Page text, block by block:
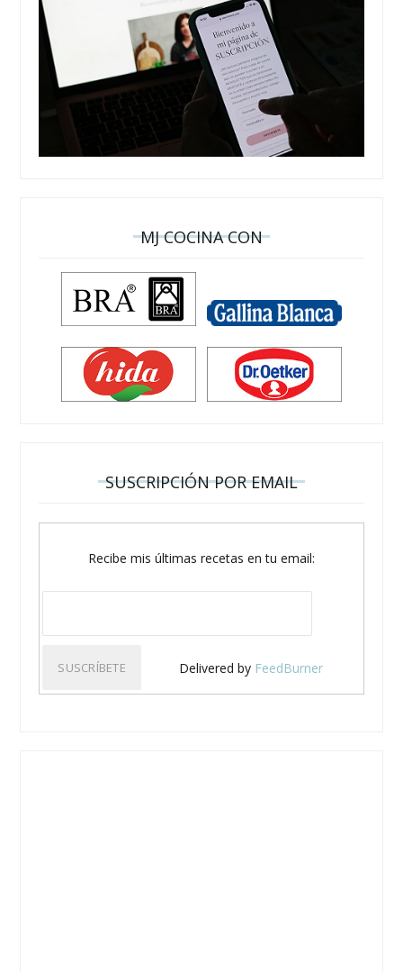
MJ COCINA CON
SUSCRIPCIÓN POR EMAIL
Recibe mis últimas recetas en tu email:
Delivered by FeedBurner